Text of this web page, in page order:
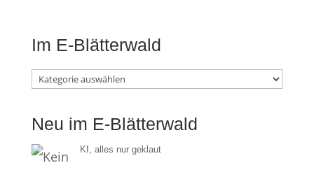
Im E-Blätterwald
Im
Blätterwald
Neu im E-Blätterwald
KI, alles nur geklaut